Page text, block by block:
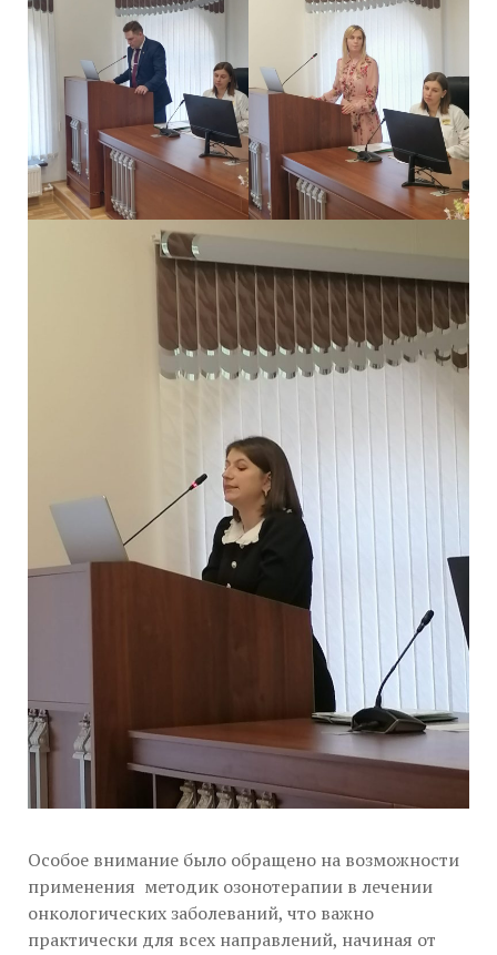
Особое внимание было обращено на возможности
применения методик озонотерапии в лечении
онкологических заболеваний, что важно
практически для всех направлений, начиная от